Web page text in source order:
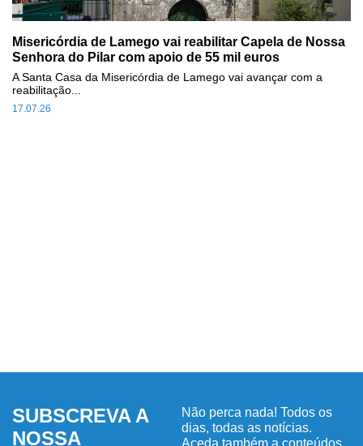
Misericórdia de Lamego vai reabilitar Capela de Nossa
Senhora do Pilar com apoio de 55 mil euros
17.07.26
A Santa Casa da Misericórdia de Lamego vai avançar com a
reabilitação...
SUBSCREVA A
NOSSA
Não perca nada! Todos os
dias, todas as notícias.
Aceda também a conteúdos